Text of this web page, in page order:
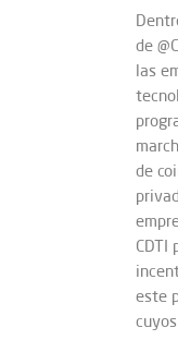
de
las
de
CDTI
este